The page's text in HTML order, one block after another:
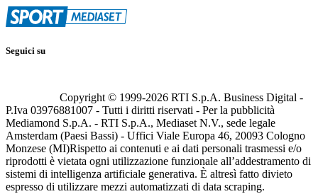
Seguici su
Copyright © 1999-2026 RTI S.p.A. Business Digital -
P.Iva 03976881007 - Tutti i diritti riservati - Per la pubblicità
Mediamond S.p.A. - RTI S.p.A., Mediaset N.V., sede legale
Amsterdam (Paesi Bassi) - Uffici Viale Europa 46, 20093 Cologno
Monzese (MI)Rispetto ai contenuti e ai dati personali trasmessi e/o
riprodotti è vietata ogni utilizzazione funzionale all’addestramento di
sistemi di intelligenza artificiale generativa. È altresì fatto divieto
espresso di utilizzare mezzi automatizzati di data scraping.